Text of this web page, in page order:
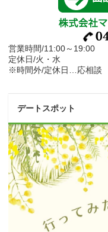
営業時間/11:00～19:00
定休日/火・水
※時間外/定休日…応相談
デートスポット